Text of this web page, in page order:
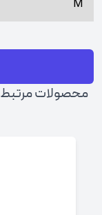
محصولات مرتبط